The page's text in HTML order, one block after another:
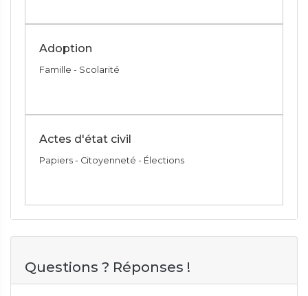
Adoption
Famille - Scolarité
Actes d'état civil
Papiers - Citoyenneté - Élections
Questions ? Réponses !